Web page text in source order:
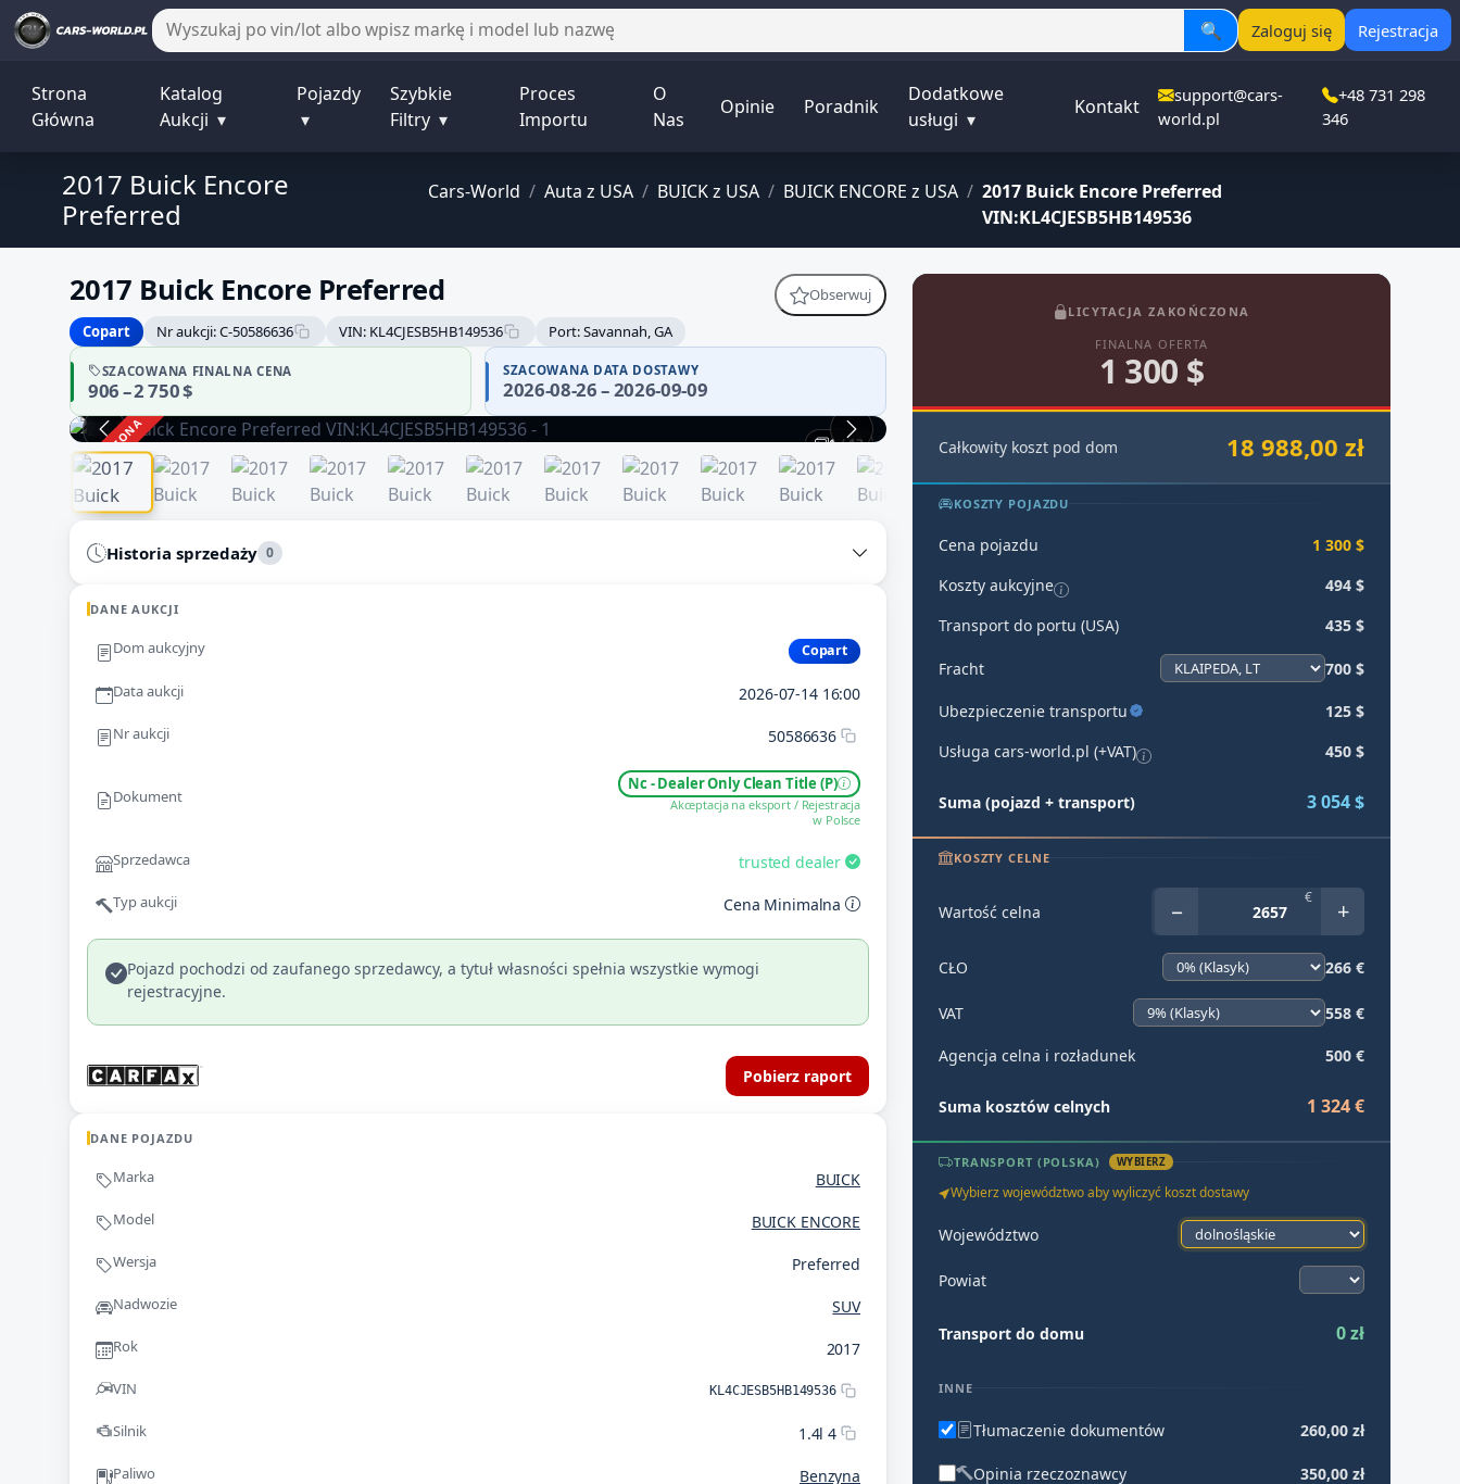
🔍 Zaloguj się Rejestracja
Strona
Główna
Katalog
Aukcji ▾
Pojazdy
▾
Szybkie
Filtry ▾
Proces
Importu
O
Nas
Opinie Poradnik
Dodatkowe
usługi ▾
Kontakt
support@cars-
world.pl
+48 731 298
346
Cars-World / Auta z USA / BUICK z USA / BUICK ENCORE z USA / 2017 Buick Encore Preferred
VIN:KL4CJESB5HB149536
2017 Buick Encore
Preferred
2017 Buick Encore Preferred
Obserwuj
Copart
Nr aukcji: C-50586636 VIN: KL4CJESB5HB149536 Port: Savannah, GA
SZACOWANA FINALNA CENA
906 – 2 750 $
SZACOWANA DATA DOSTAWY
2026-08-26 – 2026-09-09
ZAKOŃCZONA 1 / 13
Historia sprzedaży 0
DANE AUKCJI
Dom aukcyjny Copart
Data aukcji 2026-07-14 16:00
Nr aukcji 50586636
Dokument
Nc - Dealer Only Clean Title (P)
Akceptacja na eksport / Rejestracja
w Polsce
Sprzedawca trusted dealer
Typ aukcji Cena Minimalna
Pojazd pochodzi od zaufanego sprzedawcy, a tytuł własności spełnia wszystkie wymogi
rejestracyjne.
Pobierz raport
DANE POJAZDU
Marka BUICK
Model BUICK ENCORE
Wersja Preferred
Nadwozie SUV
Rok 2017
VIN KL4CJESB5HB149536
Silnik 1.4l 4
Paliwo Benzyna
LICYTACJA ZAKOŃCZONA
FINALNA OFERTA
1 300 $
Całkowity koszt pod dom 18 988,00 zł
KOSZTY POJAZDU
Cena pojazdu
1 300 $
Koszty aukcyjne
494 $
Transport do portu (USA)
435 $
Fracht 700 $
Ubezpieczenie transportu
125 $
Usługa cars-world.pl (+VAT)
450 $
Suma (pojazd + transport) 3 054 $
KOSZTY CELNE
Wartość celna − € +
CŁO 266 €
VAT 558 €
Agencja celna i rozładunek 500 €
Suma kosztów celnych 1 324 €
TRANSPORT (POLSKA) WYBIERZ
Wybierz województwo aby wyliczyć koszt dostawy
Województwo
Powiat
Transport do domu 0 zł
INNE
Tłumaczenie dokumentów 260,00 zł
Opinia rzeczoznawcy 350,00 zł